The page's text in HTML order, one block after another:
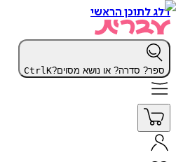
דלג לתוכן הראשי
ספר? סדרה? או נושא מסוים? CtrlK